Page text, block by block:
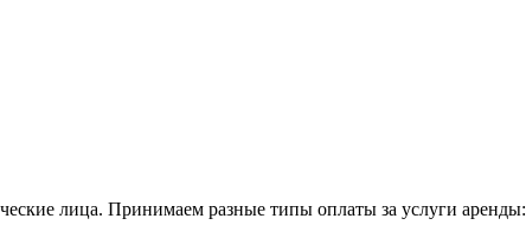
лица. Принимаем разные типы оплаты за услуги аренды: